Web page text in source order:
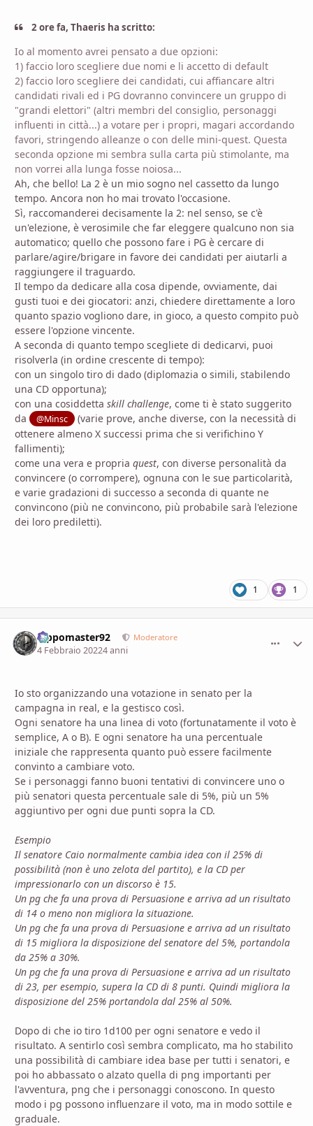
2 ore fa, Thaeris ha scritto:
Io al momento avrei pensato a due opzioni:
1) faccio loro scegliere due nomi e li accetto di default
2) faccio loro scegliere dei candidati, cui affiancare altri
candidati rivali ed i PG dovranno convincere un gruppo di
"grandi elettori" (altri membri del consiglio, personaggi
influenti in città...) a votare per i propri, magari accordando
favori, stringendo alleanze o con delle mini-quest. Questa
seconda opzione mi sembra sulla carta più stimolante, ma
non vorrei alla lunga fosse noiosa...
Ah, che bello! La 2 è un mio sogno nel cassetto da lungo
tempo. Ancora non ho mai trovato l'occasione.
Sì, raccomanderei decisamente la 2: nel senso, se c'è
un'elezione, è verosimile che far eleggere qualcuno non sia
automatico; quello che possono fare i PG è cercare di
parlare/agire/brigare in favore dei candidati per aiutarli a
raggiungere il traguardo.
Il tempo da dedicare alla cosa dipende, ovviamente, dai
gusti tuoi e dei giocatori: anzi, chiedere direttamente a loro
quanto spazio vogliono dare, in gioco, a questo compito può
essere l'opzione vincente.
A seconda di quanto tempo scegliete di dedicarvi, puoi
risolverla (in ordine crescente di tempo):
con un singolo tiro di dado (diplomazia o simili, stabilendo
una CD opportuna);
con una cosiddetta skill challenge, come ti è stato suggerito
da
@Minsc
(varie prove, anche diverse, con la necessità di
ottenere almeno X successi prima che si verifichino Y
fallimenti);
come una vera e propria quest, con diverse personalità da
convincere (o corrompere), ognuna con le sue particolarità,
e varie gradazioni di successo a seconda di quante ne
convincono (più ne convincono, più probabile sarà l'elezione
dei loro prediletti).
1 1
Pippomaster92 Moderatore
4 Febbraio 20224 anni
Io sto organizzando una votazione in senato per la
campagna in real, e la gestisco così.
Ogni senatore ha una linea di voto (fortunatamente il voto è
semplice, A o B). E ogni senatore ha una percentuale
iniziale che rappresenta quanto può essere facilmente
convinto a cambiare voto.
Se i personaggi fanno buoni tentativi di convincere uno o
più senatori questa percentuale sale di 5%, più un 5%
aggiuntivo per ogni due punti sopra la CD.
Esempio
Il senatore Caio normalmente cambia idea con il 25% di
possibilità (non è uno zelota del partito), e la CD per
impressionarlo con un discorso è 15.
Un pg che fa una prova di Persuasione e arriva ad un risultato
di 14 o meno non migliora la situazione.
Un pg che fa una prova di Persuasione e arriva ad un risultato
di 15 migliora la disposizione del senatore del 5%, portandola
da 25% a 30%.
Un pg che fa una prova di Persuasione e arriva ad un risultato
di 23, per esempio, supera la CD di 8 punti. Quindi migliora la
disposizione del 25% portandola dal 25% al 50%.
Dopo di che io tiro 1d100 per ogni senatore e vedo il
risultato. A sentirlo così sembra complicato, ma ho stabilito
una possibilità di cambiare idea base per tutti i senatori, e
poi ho abbassato o alzato quella di png importanti per
l'avventura, png che i personaggi conoscono. In questo
modo i pg possono influenzare il voto, ma in modo sottile e
graduale.